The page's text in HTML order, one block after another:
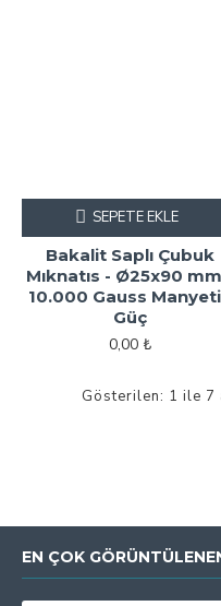
Bakalit Saplı Çubuk
Mıknatıs - Ø25x90
10.000 Gauss
Güç
0,00 ₺
SEPETE EKLE
Gösterilen: 1 ile 7
EN ÇOK